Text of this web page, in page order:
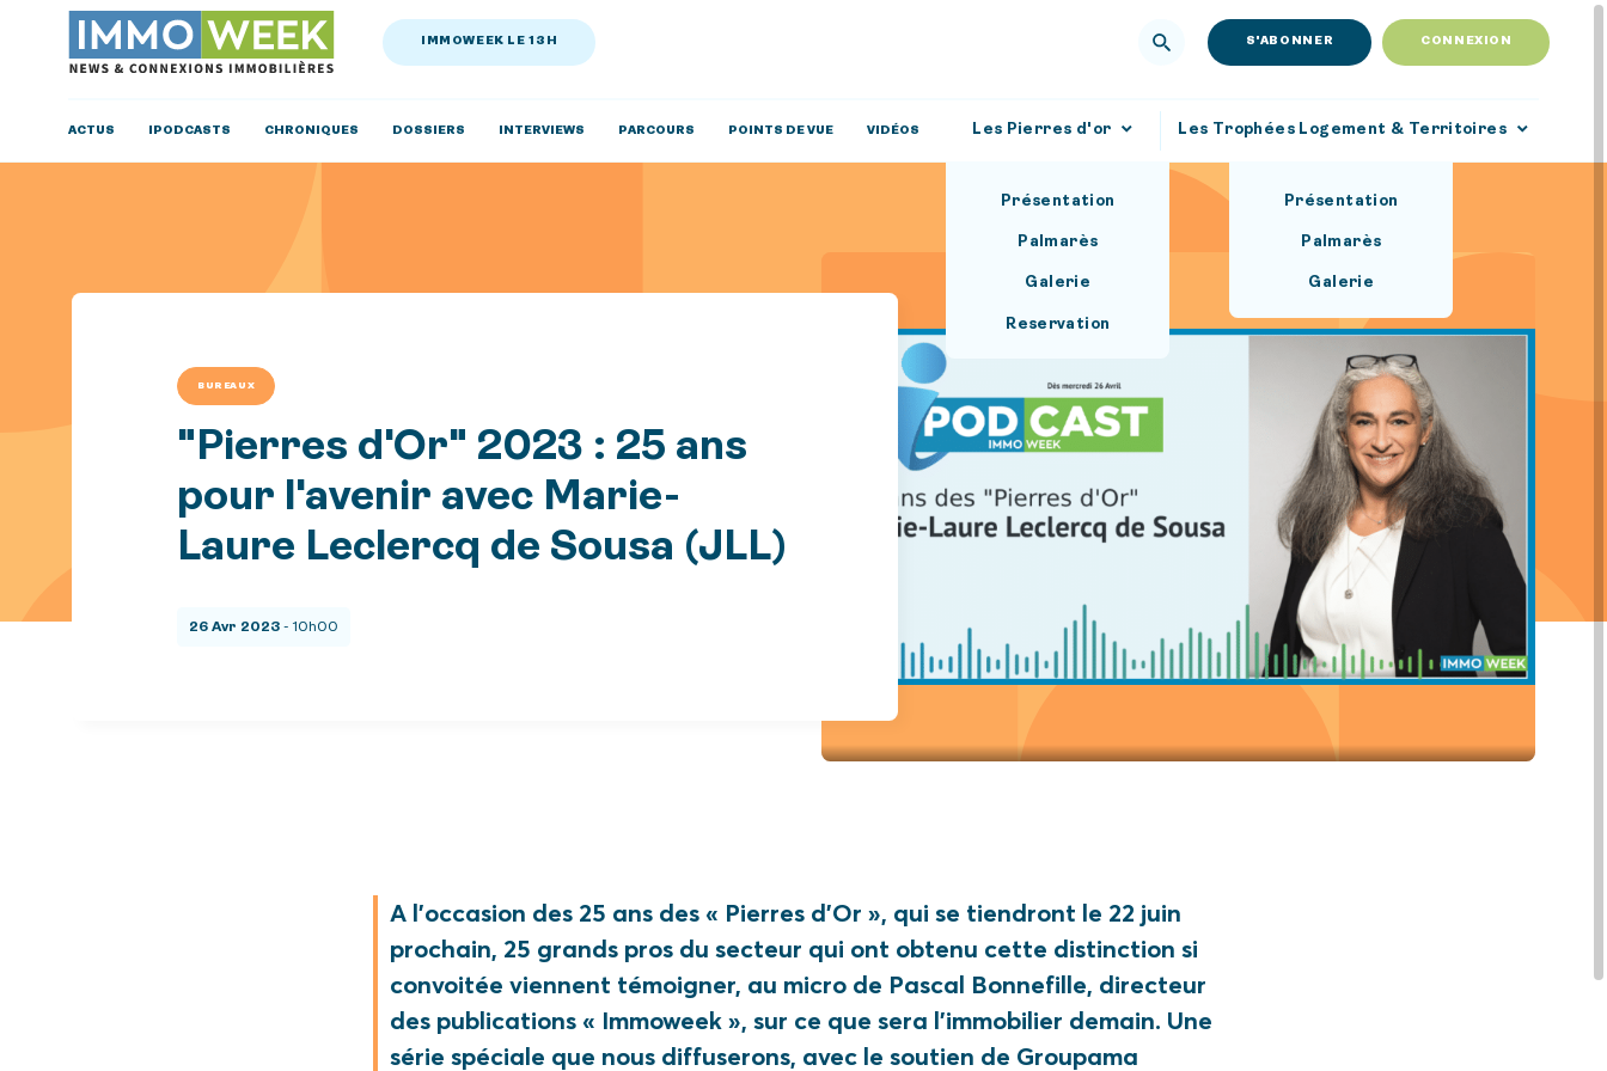
IMMOWEEK LE 13H S'ABONNER CONNEXION
ACTUS IPODCASTS CHRONIQUES DOSSIERS INTERVIEWS PARCOURS POINTS DE VUE VIDÉOS Les Pierres d'or
Présentation
Palmarès
Galerie
Reservation
Les Trophées Logement & Territoires
Présentation
Palmarès
Galerie
BUREAUX
"Pierres d'Or" 2023 : 25 ans
pour l'avenir avec Marie-
Laure Leclercq de Sousa (JLL)
26 Avr 2023 - 10h00
A l’occasion des 25 ans des « Pierres d’Or », qui se tiendront le 22 juin
prochain, 25 grands pros du secteur qui ont obtenu cette distinction si
convoitée viennent témoigner, au micro de Pascal Bonnefille, directeur
des publications « Immoweek », sur ce que sera l’immobilier demain. Une
série spéciale que nous diffuserons, avec le soutien de Groupama